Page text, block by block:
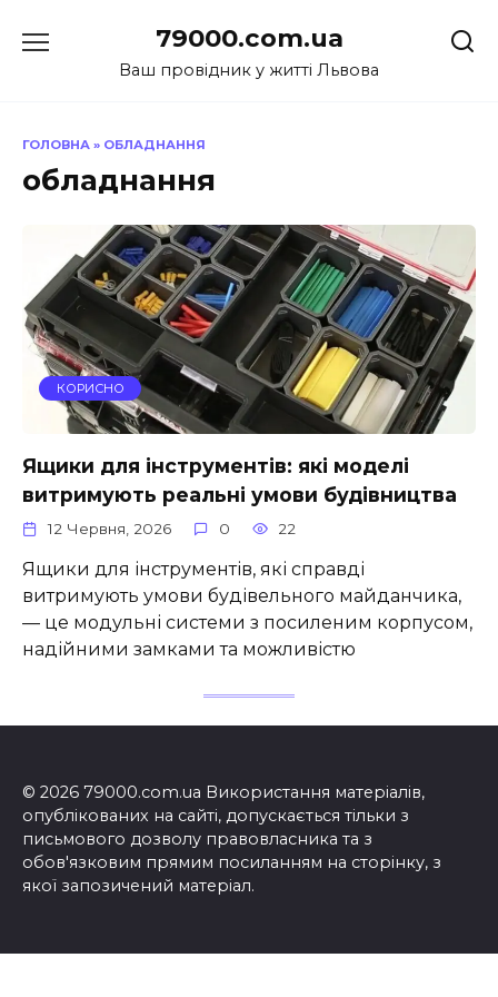
до
79000.com.ua
Ваш провідник у житті Львова
ГОЛОВНА » ОБЛАДНАННЯ
обладнання
КОРИСНО
Ящики для інструментів: які моделі
витримують реальні умови будівництва
12 Червня, 2026 0 22
Ящики для інструментів, які справді
витримують умови будівельного майданчика,
— це модульні системи з посиленим корпусом,
надійними замками та можливістю
© 2026 79000.com.ua Використання матеріалів,
опублікованих на сайті, допускається тільки з
письмового дозволу правовласника та з
обов'язковим прямим посиланням на сторінку, з
якої запозичений матеріал.